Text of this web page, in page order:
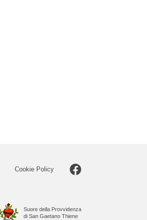
Cookie Policy
Suore della Provvidenza
di San Gaetano Thiene